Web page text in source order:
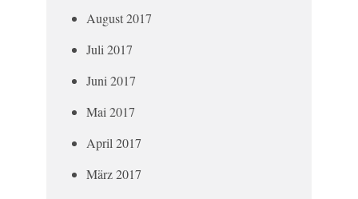
August 2017
Juli 2017
Juni 2017
Mai 2017
April 2017
März 2017